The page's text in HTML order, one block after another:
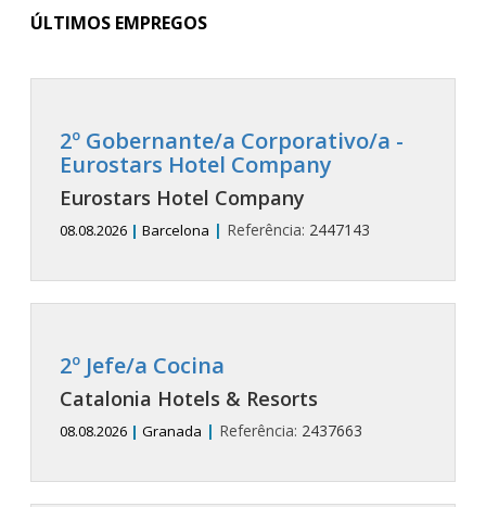
ÚLTIMOS EMPREGOS
2º Gobernante/a Corporativo/a -
Eurostars Hotel Company
Eurostars Hotel Company
08.08.2026 | Barcelona | Referência: 2447143
2º Jefe/a Cocina
Catalonia Hotels & Resorts
08.08.2026 | Granada | Referência: 2437663